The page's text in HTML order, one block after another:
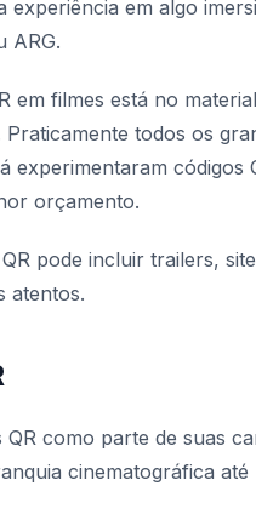
em algo
ARG.
em filmes está no
todos os
experimentaram
orçamento.
pode incluir trailers,
atentos.
como parte de suas
cinematográfica até